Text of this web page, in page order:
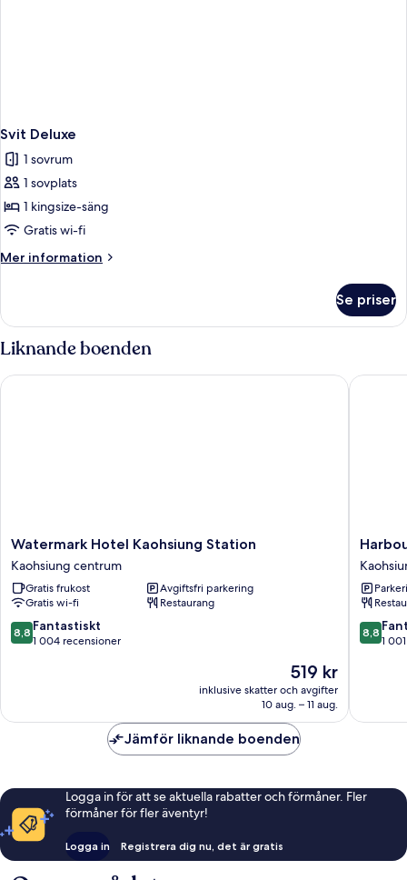
Svit Deluxe
1 sovrum
1 sovplats
1 kingsize-säng
Gratis wi-fi
Mer information
Mer
Deluxe
Se priser
Liknande boenden
Watermark
Hotel
Kaohsiung
Station
Kaohsiung
centrum
Watermark Hotel Kaohsiung Station
Kaohsiung centrum
Gratis frukost
Avgiftsfri parkering
Gratis wi-fi
Restaurang
8.8
av
8,8 Fantastiskt
1 004 recensioner
Priset
är
519 kr
519 kr
inklusive skatter och avgifter
10 aug. – 11 aug.
Watermark Hotel Kaohsiung Station
Harbour
10
Hotel
centrum
8.8
av
8,8
1
Jämför liknande boenden
Logga in för att se aktuella rabatter och förmåner. Fler
förmåner för fler äventyr!
Logga in Registrera dig nu, det är gratis